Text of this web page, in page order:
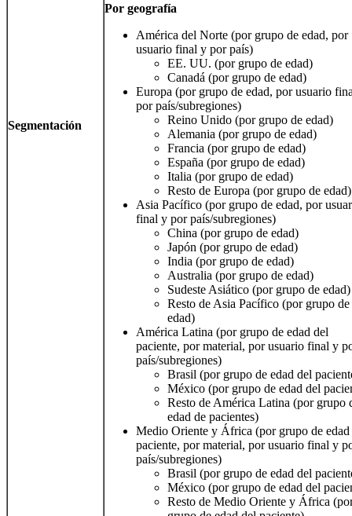
Segmentación
Por geografía
América del Norte (por grupo de edad, por
usuario final y por país)
EE. UU. (por grupo de edad)
Canadá (por grupo de edad)
Europa (por grupo de edad, por usuario
por país/subregiones)
Reino Unido (por grupo de edad)
Alemania (por grupo de edad)
Francia (por grupo de edad)
España (por grupo de edad)
Italia (por grupo de edad)
Resto de Europa (por grupo de edad)
Asia Pacífico (por grupo de edad, por
final y por país/subregiones)
China (por grupo de edad)
Japón (por grupo de edad)
India (por grupo de edad)
Australia (por grupo de edad)
Sudeste Asiático (por grupo de edad)
Resto de Asia Pacífico (por grupo de
edad)
América Latina (por grupo de edad del
paciente, por material, por usuario final y
país/subregiones)
Brasil (por grupo de edad del
México (por grupo de edad del
Resto de América Latina (por grupo
edad de pacientes)
Medio Oriente y África (por grupo de edad
paciente, por material, por usuario final y
país/subregiones)
Brasil (por grupo de edad del
México (por grupo de edad del
Resto de Medio Oriente y África